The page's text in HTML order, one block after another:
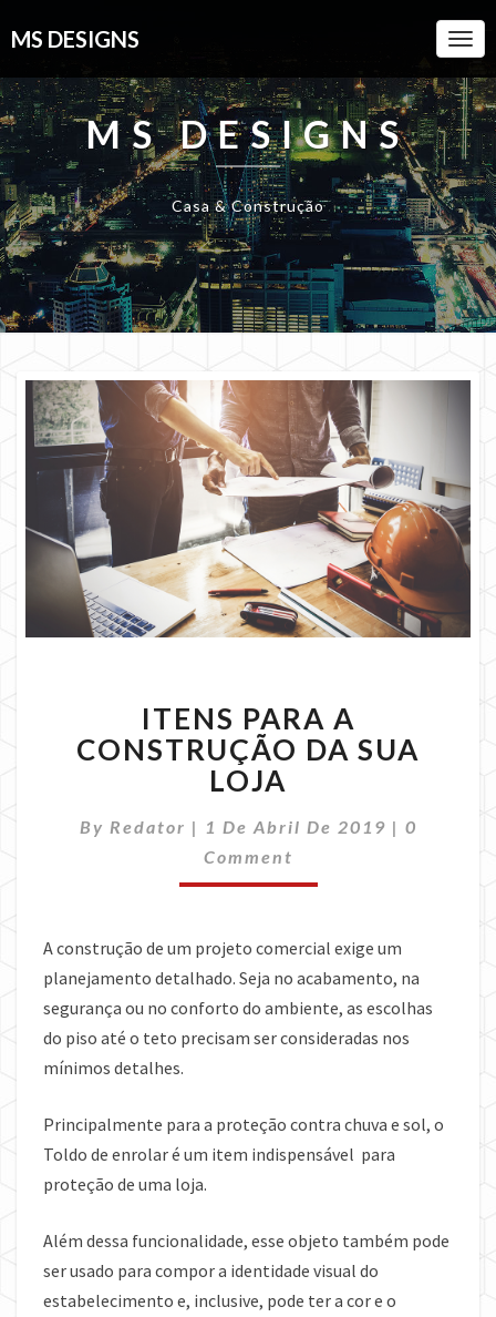
MS DESIGNS
MS DESIGNS
Casa & Construção
PARA
A
CONSTRUÇÃO
DA
LOJA
ITENS PARA A
CONSTRUÇÃO DA SUA
LOJA
By Redator | 1 De Abril De 2019 | 0
Comment
A construção de um projeto comercial exige um
planejamento detalhado. Seja no acabamento, na
segurança ou no conforto do ambiente, as escolhas
do piso até o teto precisam ser consideradas nos
mínimos detalhes.
Principalmente para a proteção contra chuva e sol, o
Toldo de enrolar é um item indispensável para
proteção de uma loja.
Além dessa funcionalidade, esse objeto também pode
ser usado para compor a identidade visual do
estabelecimento e, inclusive, pode ter a cor e o